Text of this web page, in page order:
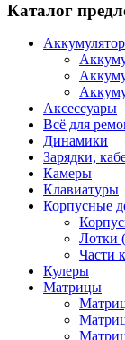
Каталог
Аксессуары
Всё для
Динамики
Зарядки,
Камеры
Клавиатуры
Корпусные
Лотки
Части
Кулеры
Матрицы